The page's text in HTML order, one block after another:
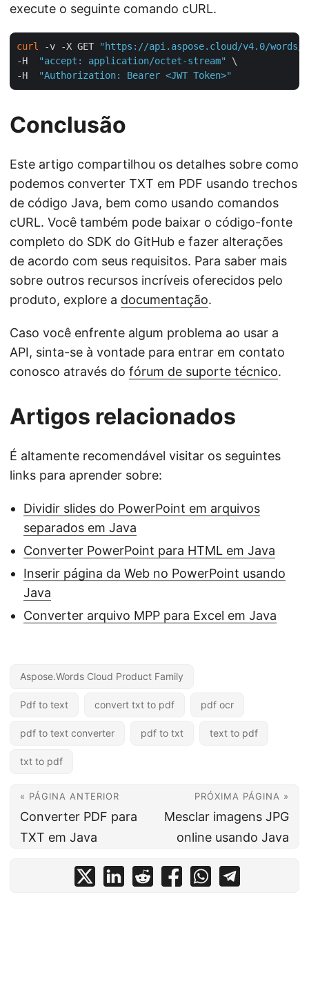
execute o seguinte comando cURL.
curl -v -X GET
"https://api.aspose.cloud/v4.0/words/
-H
"accept: application/octet-stream"
\
-H
"Authorization: Bearer <JWT Token>"
Conclusão
Este artigo compartilhou os detalhes sobre como
podemos converter TXT em PDF usando trechos
de código Java, bem como usando comandos
cURL. Você também pode baixar o código-fonte
completo do SDK do GitHub e fazer alterações
de acordo com seus requisitos. Para saber mais
sobre outros recursos incríveis oferecidos pelo
produto, explore a documentação.
Caso você enfrente algum problema ao usar a
API, sinta-se à vontade para entrar em contato
conosco através do fórum de suporte técnico.
Artigos relacionados
É altamente recomendável visitar os seguintes
links para aprender sobre:
Dividir slides do PowerPoint em arquivos
separados em Java
Converter PowerPoint para HTML em Java
Inserir página da Web no PowerPoint usando
Java
Converter arquivo MPP para Excel em Java
Aspose.Words Cloud Product Family
Pdf to text convert txt to pdf pdf ocr
pdf to text converter pdf to txt text to pdf
txt to pdf
« PÁGINA ANTERIOR
Converter PDF para
TXT em Java
PRÓXIMA PÁGINA »
Mesclar imagens JPG
online usando Java